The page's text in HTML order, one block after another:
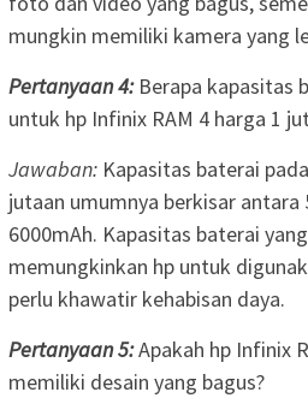
mungkin memiliki kamera yang
Pertanyaan 4:Berapa kapasitas
untuk hp Infinix RAM 4 harga 1
Jawaban: Kapasitas baterai
jutaan umumnya berkisar antara
6000mAh. Kapasitas baterai
memungkinkan hp untuk
perlu khawatir kehabisan daya.
Pertanyaan 5:Apakah hp Infinix
memiliki desain yang bagus?